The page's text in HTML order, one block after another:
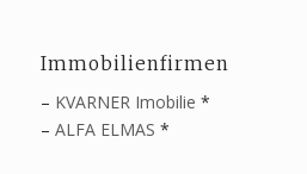
Immobilienfirmen
– KVARNER Imobilie *
– ALFA ELMAS *